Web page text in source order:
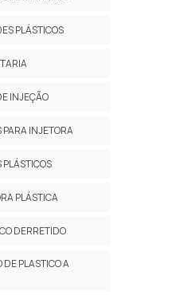
PLÁSTICOS
INJEÇÃO
PARA INJETORA
PLÁSTICOS
PLÁSTICA
DERRETIDO
DE PLASTICO A